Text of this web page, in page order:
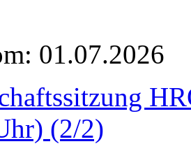
01.07.2026
(2/2)